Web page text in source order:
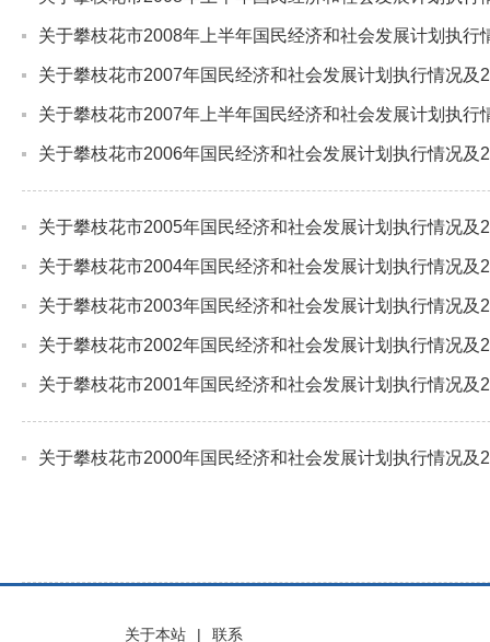
关于攀枝花市2008年上半年国民经济和社会发展计划执行
关于攀枝花市2007年国民经济和社会发展计划执行情况及
关于攀枝花市2007年上半年国民经济和社会发展计划执行
关于攀枝花市2006年国民经济和社会发展计划执行情况及
关于攀枝花市2005年国民经济和社会发展计划执行情况及
关于攀枝花市2004年国民经济和社会发展计划执行情况及
关于攀枝花市2003年国民经济和社会发展计划执行情况及
关于攀枝花市2002年国民经济和社会发展计划执行情况及
关于攀枝花市2001年国民经济和社会发展计划执行情况及
关于攀枝花市2000年国民经济和社会发展计划执行情况及
关于本站 |
联系